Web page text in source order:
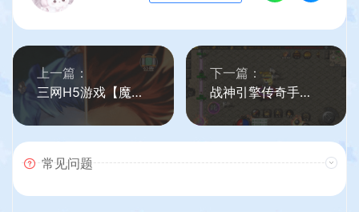
上一篇：
三网H5游戏【魔娃西游H5】最新整理单机一键即玩镜像端+Linux手工服务端+GM后台+详细搭建教程
下一篇：
战神引擎传奇手游【1.76寻龙复古魂环鞭尸】最新整理Win系一键服务端+安卓苹果双端+GM授权后台+详细搭建教程
常见问题